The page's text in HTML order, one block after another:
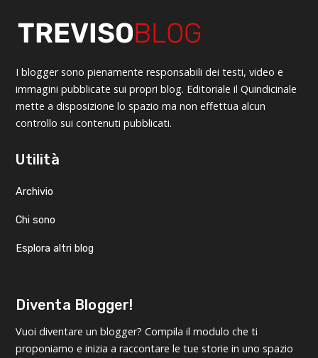
I blogger sono pienamente responsabili dei testi, video e
immagini pubblicate sui propri blog. Editoriale il Quindicinale
mette a disposizione lo spazio ma non effettua alcun
controllo sui contenuti pubblicati.
Utilità
Archivio
Chi sono
Esplora altri blog
Diventa Blogger!
Vuoi diventare un blogger? Compila il modulo che ti
proponiamo e inizia a raccontare le tue storie in uno spazio